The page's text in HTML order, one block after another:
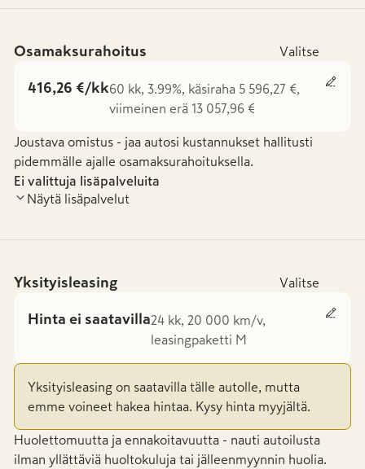
Osamaksurahoitus Valitse
416,26 €/kk60 kk, 3.99%, käsiraha 5 596,27 €,
viimeinen erä 13 057,96 €
Joustava omistus - jaa autosi kustannukset hallitusti
pidemmälle ajalle osamaksurahoituksella.
Ei valittuja lisäpalveluita
Näytä lisäpalvelut
Yksityisleasing Valitse
Hinta ei saatavilla24 kk, 20 000 km/v,
leasingpaketti M
Yksityisleasing on saatavilla tälle autolle, mutta
emme voineet hakea hintaa. Kysy hinta myyjältä.
Huolettomuutta ja ennakoitavuutta - nauti autoilusta
ilman yllättäviä huoltokuluja tai jälleenmyynnin huolia.